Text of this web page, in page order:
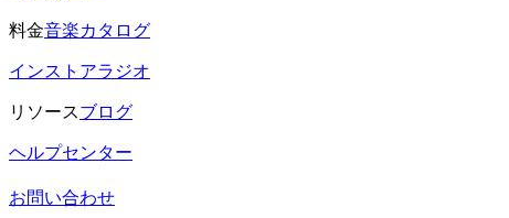
料金音楽カタログ
インストアラジオ
リソースブログ
ヘルプセンター
お問い合わせ